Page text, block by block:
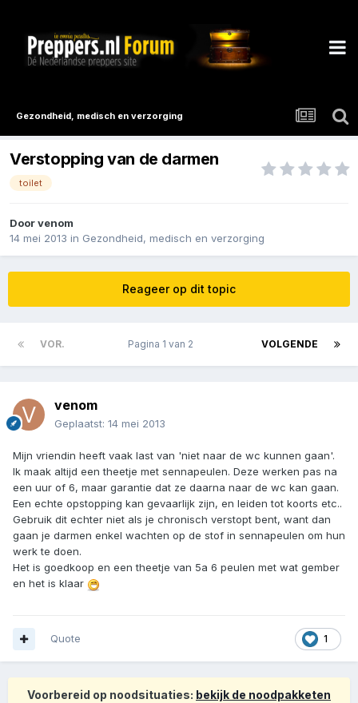
Gezondheid, medisch en verzorging
Verstopping van de darmen
toilet
Doorvenom
14 mei 2013 in Gezondheid, medisch en verzorging
Reageer op dit topic
VOR. VOLGENDE
Pagina 1 van 2
venom
Geplaatst: 14 mei 2013
Mijn vriendin heeft vaak last van 'niet naar de wc kunnen gaan'.
Ik maak altijd een theetje met sennapeulen. Deze werken pas na
een uur of 6, maar garantie dat ze daarna naar de wc kan gaan.
Een echte opstopping kan gevaarlijk zijn, en leiden tot koorts etc..
Gebruik dit echter niet als je chronisch verstopt bent, want dan
gaan je darmen enkel wachten op de stof in sennapeulen om hun
werk te doen.
Het is goedkoop en een theetje van 5a 6 peulen met wat gember
en het is klaar
1
Quote
Voorbereid op noodsituaties: bekijk de noodpakketen